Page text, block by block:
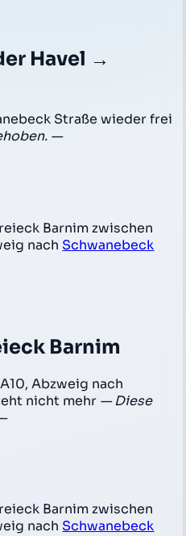
Havel →
Straße wieder frei
—
Barnim zwischen
nach Schwanebeck
Barnim
Abzweig nach
nicht mehr — Diese
Barnim zwischen
nach Schwanebeck